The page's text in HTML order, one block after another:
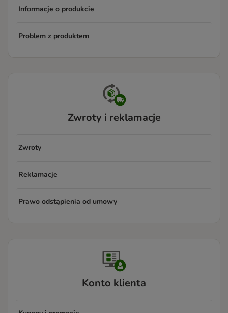
Informacje o produkcie
Problem z produktem
Zwroty i reklamacje
Zwroty
Reklamacje
Prawo odstąpienia od umowy
Konto klienta